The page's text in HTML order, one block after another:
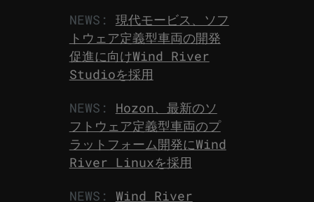
NEWS:
現代モービス、ソフ
トウェア定義型車両の開発
促進に向けWind River
Studioを採用
NEWS:
Hozon、最新のソ
フトウェア定義型車両のプ
ラットフォーム開発にWind
River Linuxを採用
NEWS:
Wind River